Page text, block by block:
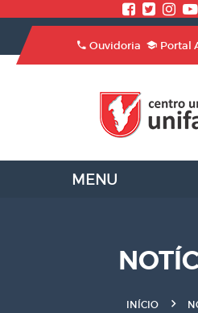
Ouvidoria Portal
INÍCIO